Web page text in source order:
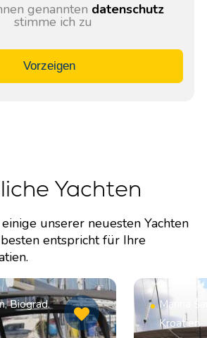
genannten datenschutz
stimme ich zu
Vorzeigen
Yachten
unserer neuesten Yachten
entspricht für Ihre
Biograd,
Marina
Kroatien